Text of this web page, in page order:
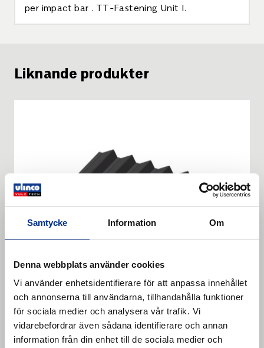
Samtycke Information Om
Denna webbplats använder cookies
Vi använder enhetsidentifierare för att anpassa innehållet
och annonserna till användarna, tillhandahålla funktioner
för sociala medier och analysera vår trafik. Vi
vidarebefordrar även sådana identifierare och annan
information från din enhet till de sociala medier och
per impact bar . TT-Fastening Unit I.
Liknande produkter
Serrated profile plate ZP B
Serrated profile plate ZP B. REMALINE 70 serrated
anti-wear rubber fabric reinforced (EP 160) and